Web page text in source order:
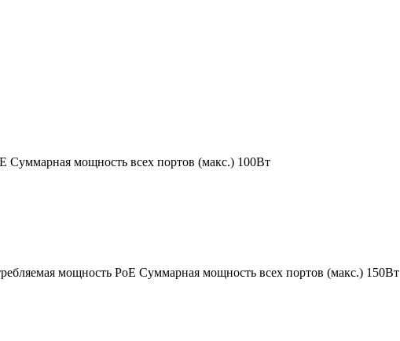
Суммарная мощность всех портов (макс.) 100Вт
мощность PoE Суммарная мощность всех портов (макс.) 150Вт